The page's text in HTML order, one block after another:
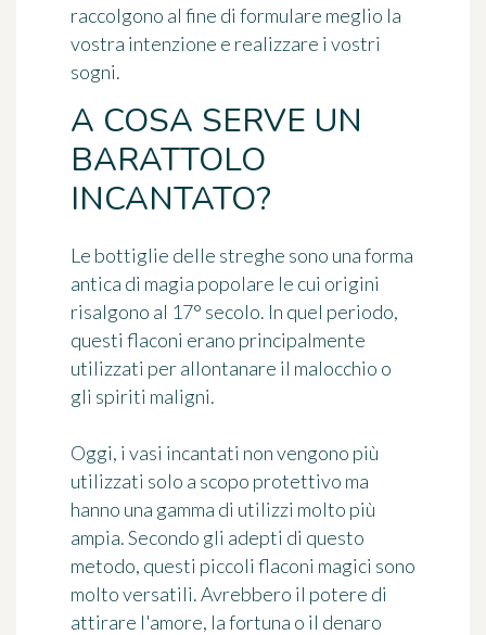
raccolgono al fine di formulare meglio la
vostra intenzione e realizzare i vostri
sogni.
A COSA SERVE UN
BARATTOLO
INCANTATO?
Le bottiglie delle streghe sono una forma
antica di magia popolare le cui origini
risalgono al 17° secolo. In quel periodo,
questi flaconi erano principalmente
utilizzati per allontanare il malocchio o
gli spiriti maligni.
Oggi, i vasi incantati non vengono più
utilizzati solo a scopo protettivo ma
hanno una gamma di utilizzi molto più
ampia. Secondo gli adepti di questo
metodo, questi piccoli flaconi magici sono
molto versatili. Avrebbero il potere di
attirare l'amore, la fortuna o il denaro